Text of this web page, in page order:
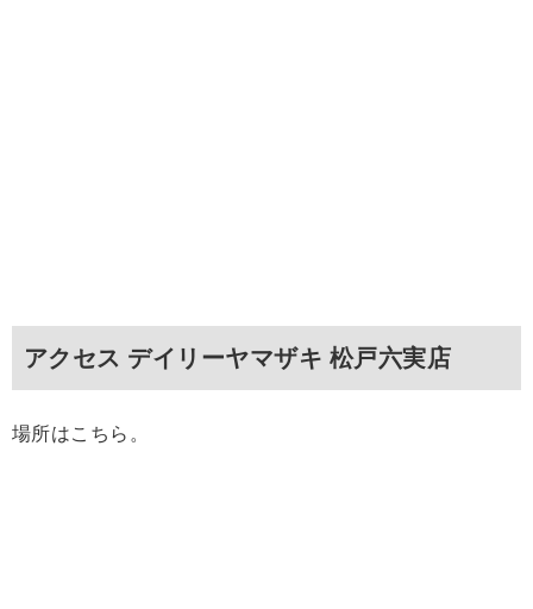
アクセス デイリーヤマザキ 松戸六実店
場所はこちら。